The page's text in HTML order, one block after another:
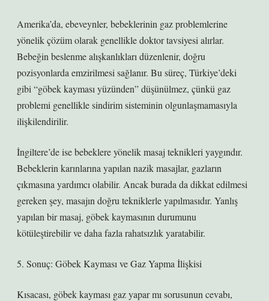
Amerika’da, ebeveynler, bebeklerinin gaz problemlerine
yönelik çözüm olarak genellikle doktor tavsiyesi alırlar.
Bebeğin beslenme alışkanlıkları düzenlenir, doğru
pozisyonlarda emzirilmesi sağlanır. Bu süreç, Türkiye’deki
gibi “göbek kayması yüzünden” düşünülmez, çünkü gaz
problemi genellikle sindirim sisteminin olgunlaşmamasıyla
ilişkilendirilir.
İngiltere’de ise bebeklere yönelik masaj teknikleri yaygındır.
Bebeklerin karınlarına yapılan nazik masajlar, gazların
çıkmasına yardımcı olabilir. Ancak burada da dikkat edilmesi
gereken şey, masajın doğru tekniklerle yapılmasıdır. Yanlış
yapılan bir masaj, göbek kaymasının durumunu
kötüleştirebilir ve daha fazla rahatsızlık yaratabilir.
5. Sonuç: Göbek Kayması ve Gaz Yapma İlişkisi
Kısacası, göbek kayması gaz yapar mı sorusunun cevabı,